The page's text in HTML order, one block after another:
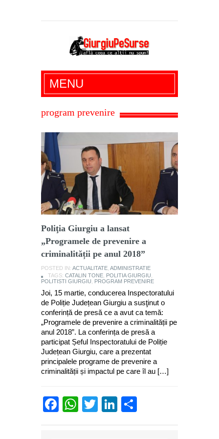
Giurgiu Pe Surse – actualitate giurgiu,
administratie giurgiu, stiri politice, social
economic, editoriale giurgiu, dezvaluiri,
MENU
program prevenire
Poliţia Giurgiu a lansat
„Programele de prevenire a
criminalității pe anul 2018”
POSTED IN: ACTUALITATE ADMINISTRATIE
TAGS: CATALIN TONE POLITIA GIURGIU
POLITISTI GIURGIU
PROGRAM PREVENIRE
Joi, 15 martie, conducerea Inspectoratului
de Poliție Județean Giurgiu a susţinut o
conferință de presă ce a avut ca temă:
„Programele de prevenire a criminalității pe
anul 2018”. La conferința de presă a
participat Șeful Inspectoratului de Poliție
Județean Giurgiu, care a prezentat
principalele programe de prevenire a
criminalității și impactul pe care îl au […]
Facebook
WhatsApp
TwitterLinkedIn